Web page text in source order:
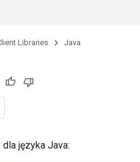
Libraries
Java
języka Java: